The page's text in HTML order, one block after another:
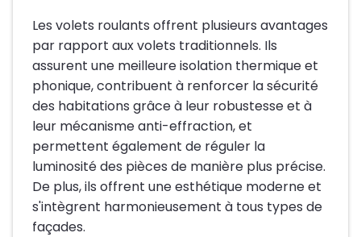
Les volets roulants offrent plusieurs avantages
par rapport aux volets traditionnels. Ils
assurent une meilleure isolation thermique et
phonique, contribuent à renforcer la sécurité
des habitations grâce à leur robustesse et à
leur mécanisme anti-effraction, et
permettent également de réguler la
luminosité des pièces de manière plus précise.
De plus, ils offrent une esthétique moderne et
s'intègrent harmonieusement à tous types de
façades.